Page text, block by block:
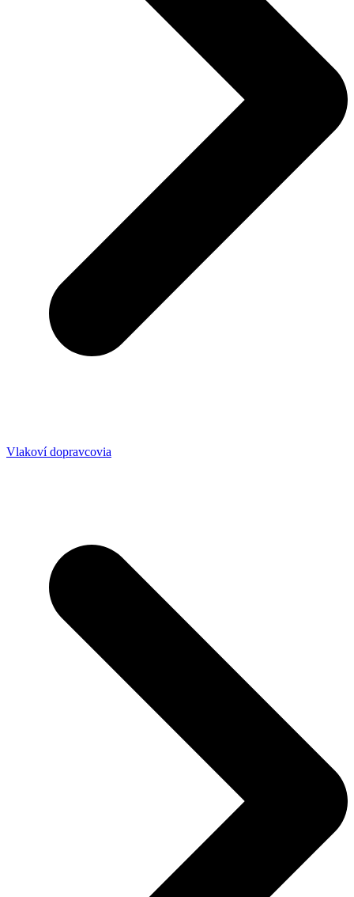
Vlakoví dopravcovia